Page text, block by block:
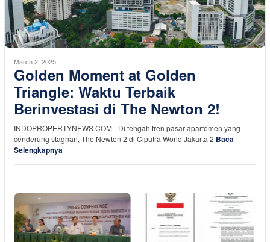
March 2, 2025
Golden Moment at Golden
Triangle: Waktu Terbaik
Berinvestasi di The Newton 2!
INDOPROPERTYNEWS.COM - Di tengah tren pasar apartemen yang
cenderung stagnan, The Newton 2 di Ciputra World Jakarta 2 Baca
Selengkapnya